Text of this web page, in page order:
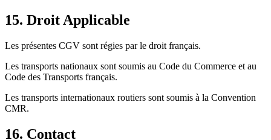
15. Droit Applicable
Les présentes CGV sont régies par le droit français.
Les transports nationaux sont soumis au Code du Commerce et au
Code des Transports français.
Les transports internationaux routiers sont soumis à la Convention
CMR.
16. Contact